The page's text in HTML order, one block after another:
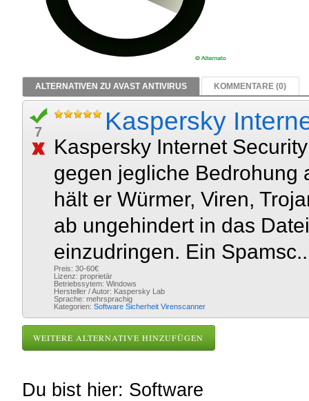
ALTERNATIVEN ZU AVAST ANTIVIRUS KOMMENTARE (0)
7 Kaspersky
Kaspersky Internet
gegen jegliche Bedrohung
hält er Würmer, Viren,
ab ungehindert in das
einzudringen. Ein
Preis: 30-60€
Lizenz: proprietär
Betriebssytem: Windows
Hersteller / Autor: Kaspersky Lab
Sprache: mehrsprachig
Kategorien: Software Sicherheit Virenscanner
WEITERE ALTERNATIVE HINZUFÜGEN
Du bist hier: Software